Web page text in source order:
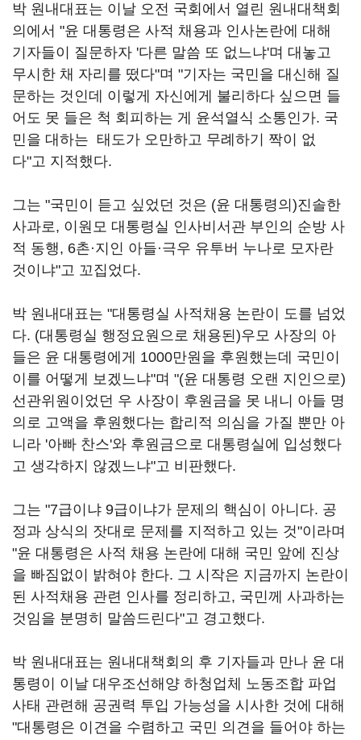
박 원내대표는 이날 오전 국회에서 열린 원내대책회
의에서 "윤 대통령은 사적 채용과 인사논란에 대해
기자들이 질문하자 '다른 말씀 또 없느냐'며 대놓고
무시한 채 자리를 떴다"며 "기자는 국민을 대신해 질
문하는 것인데 이렇게 자신에게 불리하다 싶으면 들
어도 못 들은 척 회피하는 게 윤석열식 소통인가. 국
민을 대하는 태도가 오만하고 무례하기 짝이 없
다"고 지적했다.
그는 "국민이 듣고 싶었던 것은 (윤 대통령의)진솔한
사과로, 이원모 대통령실 인사비서관 부인의 순방 사
적 동행, 6촌·지인 아들·극우 유투버 누나로 모자란
것이냐"고 꼬집었다.
박 원내대표는 "대통령실 사적채용 논란이 도를 넘었
다. (대통령실 행정요원으로 채용된)우모 사장의 아
들은 윤 대통령에게 1000만원을 후원했는데 국민이
이를 어떻게 보겠느냐"며 "(윤 대통령 오랜 지인으로)
선관위원이었던 우 사장이 후원금을 못 내니 아들 명
의로 고액을 후원했다는 합리적 의심을 가질 뿐만 아
니라 '아빠 찬스'와 후원금으로 대통령실에 입성했다
고 생각하지 않겠느냐"고 비판했다.
그는 "7급이냐 9급이냐가 문제의 핵심이 아니다. 공
정과 상식의 잣대로 문제를 지적하고 있는 것"이라며
"윤 대통령은 사적 채용 논란에 대해 국민 앞에 진상
을 빠짐없이 밝혀야 한다. 그 시작은 지금까지 논란이
된 사적채용 관련 인사를 정리하고, 국민께 사과하는
것임을 분명히 말씀드린다"고 경고했다.
박 원내대표는 원내대책회의 후 기자들과 만나 윤 대
통령이 이날 대우조선해양 하청업체 노동조합 파업
사태 관련해 공권력 투입 가능성을 시사한 것에 대해
"대통령은 이견을 수렴하고 국민 의견을 들어야 하는